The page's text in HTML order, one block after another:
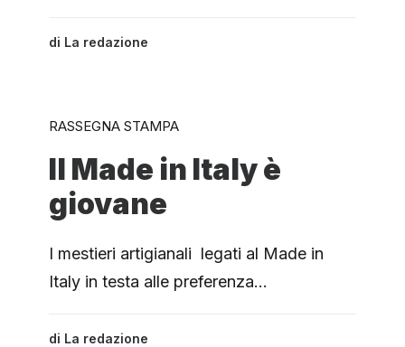
di La redazione
RASSEGNA STAMPA
Il Made in Italy è
giovane
I mestieri artigianali legati al Made in
Italy in testa alle preferenza…
di La redazione